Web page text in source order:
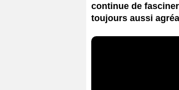
continue de
toujours aussi